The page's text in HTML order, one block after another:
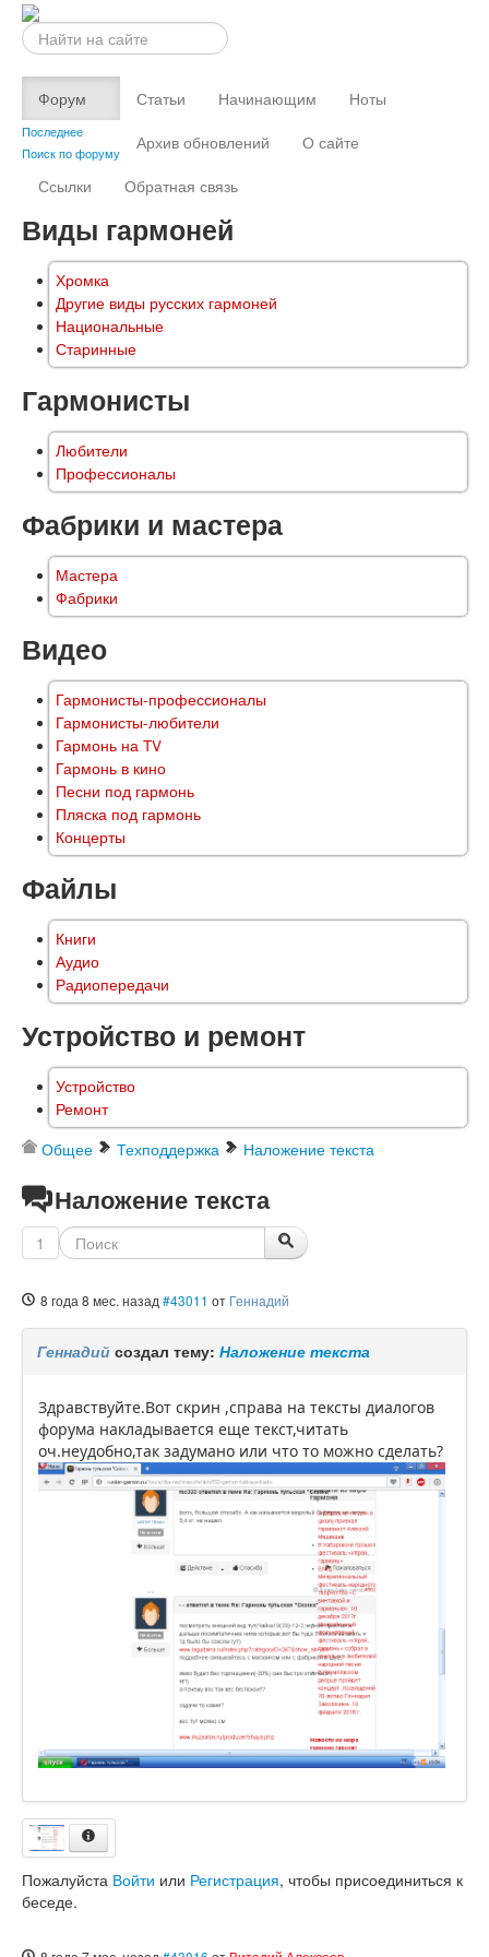
Искать...
Форум
Последнее
Поиск по форуму
Статьи Начинающим
Ноты
Архив обновлений
О сайте
Ссылки
Обратная связь
Виды гармоней
Хромка
Другие виды русских гармоней
Национальные
Старинные
Гармонисты
Любители
Профессионалы
Фабрики и мастера
Мастера
Фабрики
Видео
Гармонисты-профессионалы
Гармонисты-любители
Гармонь на TV
Гармонь в кино
Песни под гармонь
Пляска под гармонь
Концерты
Файлы
Книги
Аудио
Радиопередачи
Устройство и ремонт
Устройство
Ремонт
Общее Техподдержка Наложение текста
Наложение текста
1
8 года 8 мес. назад #43011 от Геннадий
Геннадий создал тему: Наложение текста
Здравствуйте.Вот скрин ,справа на тексты диалогов
форума накладывается еще текст,читать
оч.неудобно,так задумано или что то можно сделать?
Пожалуйста Войти или Регистрация, чтобы присоединиться к
беседе.